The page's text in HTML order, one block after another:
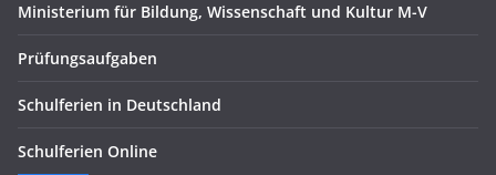
Ministerium für Bildung, Wissenschaft und Kultur M-V
Prüfungsaufgaben
Schulferien in Deutschland
Schulferien Online